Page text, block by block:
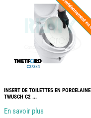
INSERT DE TOILETTES EN PORCELAINE
TWUSCH C2 ...
En savoir plus